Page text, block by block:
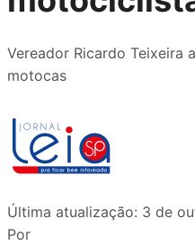
Vereador Ricardo Teixeira
motocas
Última atualização: 3 de
Por